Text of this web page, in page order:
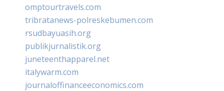
omptourtravels.com
tribratanews-polreskebumen.com
rsudbayuasih.org
publikjurnalistik.org
juneteenthapparel.net
italywarm.com
journaloffinanceeconomics.com